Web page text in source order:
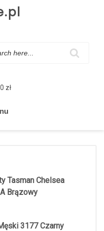
zł
Tasman Chelsea
Brązowy
3177 Czarny